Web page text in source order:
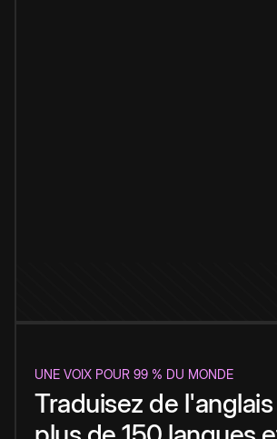
UNE VOIX POUR 99 % DU MONDE
Traduisez de